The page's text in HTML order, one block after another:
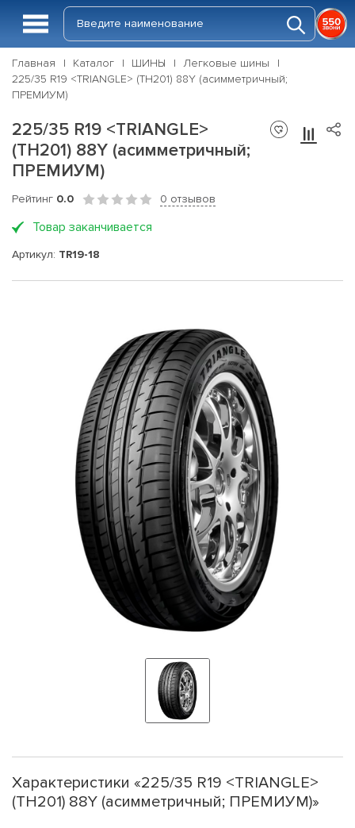
Главная Каталог ШИНЫ
Легковые шины
225/35 R19 <TRIANGLE> (TH201) 88Y (асимметричный;
ПРЕМИУМ)
225/35 R19 <TRIANGLE>
(TH201) 88Y (асимметричный;
ПРЕМИУМ)
Рейтинг 0.0 0 отзывов
Товар заканчивается
Артикул: TR19-18
Характеристики «225/35 R19 <TRIANGLE>
(TH201) 88Y (асимметричный; ПРЕМИУМ)»